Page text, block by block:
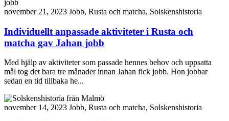
november 21, 2023 Jobb, Rusta och matcha, Solskenshistoria
Individuellt anpassade aktiviteter i Rusta och
matcha gav Jahan jobb
Med hjälp av aktiviteter som passade hennes behov och uppsatta
mål tog det bara tre månader innan Jahan fick jobb. Hon jobbar
sedan en tid tillbaka he...
november 14, 2023 Jobb, Rusta och matcha, Solskenshistoria